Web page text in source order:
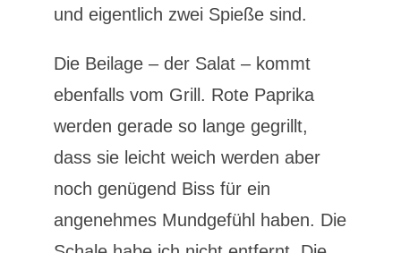
und eigentlich zwei Spieße sind.
Die Beilage – der Salat – kommt
ebenfalls vom Grill. Rote Paprika
werden gerade so lange gegrillt,
dass sie leicht weich werden aber
noch genügend Biss für ein
angenehmes Mundgefühl haben. Die